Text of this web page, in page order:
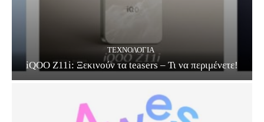
ΤΕΧΝΟΛΟΓΊΑ
iQOO Z11i: Ξεκινούν τα teasers – Τι να περιμένετε!